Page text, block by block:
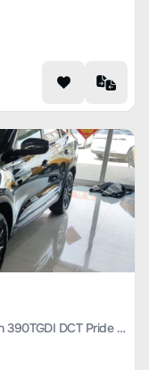
Chery Tiggo 8 PLUS 2022 Kunpeng Edition 390TGDI DCT Pride Edition+